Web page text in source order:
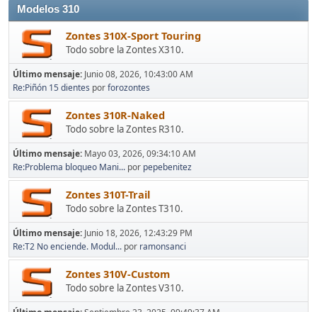
Modelos 310
Zontes 310X-Sport Touring
Todo sobre la Zontes X310.
Último mensaje: Junio 08, 2026, 10:43:00 AM
Re:Piñón 15 dientes porforozontes
Zontes 310R-Naked
Todo sobre la Zontes R310.
Último mensaje: Mayo 03, 2026, 09:34:10 AM
Re:Problema bloqueo Mani... por pepebenitez
Zontes 310T-Trail
Todo sobre la Zontes T310.
Último mensaje: Junio 18, 2026, 12:43:29 PM
Re:T2 No enciende. Modul... por ramonsanci
Zontes 310V-Custom
Todo sobre la Zontes V310.